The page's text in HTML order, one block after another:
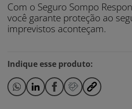
Com o Seguro Sompo
você garante proteção ao
imprevistos aconteçam.
Indique esse produto: